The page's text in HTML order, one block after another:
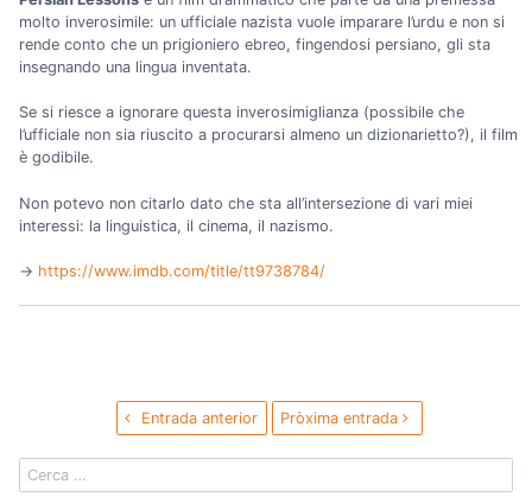
molto inverosimile: un ufficiale nazista vuole imparare l’urdu e non si
rende conto che un prigioniero ebreo, fingendosi persiano, gli sta
insegnando una lingua inventata.
Se si riesce a ignorare questa inverosimiglianza (possibile che
l’ufficiale non sia riuscito a procurarsi almeno un dizionarietto?), il film
è godibile.
Non potevo non citarlo dato che sta all’intersezione di vari miei
interessi: la linguistica, il cinema, il nazismo.
→️ https://www.imdb.com/title/tt9738784/
Entrada anterior Pròxima entrada